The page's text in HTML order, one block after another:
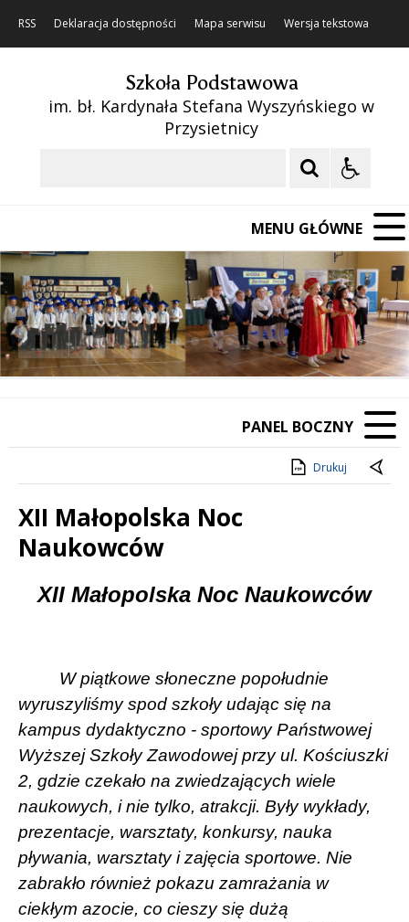
RSS Deklaracja dostępności Mapa serwisu Wersja tekstowa
Szkoła Podstawowa
im. bł. Kardynała Stefana Wyszyńskiego w
Przysietnicy
MENU GŁÓWNE
Poprzedni Element
Następny Element
❚❚
PANEL BOCZNY
Drukuj
XII Małopolska Noc
Naukowców
Treść
XII Małopolska Noc Naukowców
W piątkowe słoneczne popołudnie
wyruszyliśmy spod szkoły udając się na
kampus dydaktyczno - sportowy Państwowej
Wyższej Szkoły Zawodowej przy ul. Kościuszki
2, gdzie czekało na zwiedzających wiele
naukowych, i nie tylko, atrakcji. Były wykłady,
prezentacje, warsztaty, konkursy, nauka
pływania, warsztaty i zajęcia sportowe. Nie
zabrakło również pokazu zamrażania w
ciekłym azocie, co cieszy się dużą